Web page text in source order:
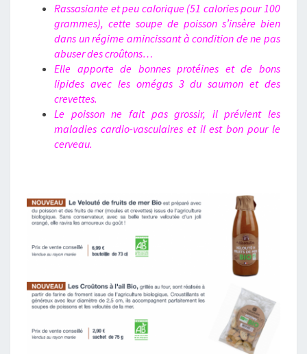
Rassasiante et peu calorique (51 calories pour 100
grammes), cette soupe de poisson s’insère bien
dans un régime amincissant à condition de ne pas
abuser des croûtons…
Elle apporte de bonnes protéines et de bons
lipides avec les omégas 3 du saumon et des
crevettes.
Le poisson ne fait pas grossir, il prévient les
maladies cardio-vasculaires et il est bon pour le
cerveau.